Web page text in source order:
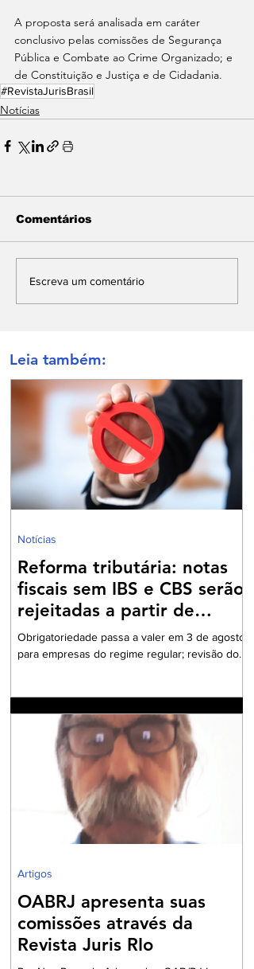
A proposta será analisada em caráter
conclusivo pelas comissões de Segurança
Pública e Combate ao Crime Organizado; e
de Constituição e Justiça e de Cidadania.
#RevistaJurisBrasil
Notícias
Comentários
Escreva um comentário
Leia também:
Reforma tributária: notas
fiscais sem IBS e CBS serão
rejeitadas a partir de
agosto
Obrigatoriedade passa a valer em 3 de agosto
para empresas do regime regular; revisão dos
Fazenda passará a rejeitar a emissão de NF-e
e NFC-e que não contenham o preenchimento
dos campos relativos ao Imposto sobre Bens e
Serviços (IBS) e à Contribuição sobre Bens e
Serviços (CBS). A mudança marca uma das
primeiras etapas de validação obrigatória
Notícias
OABRJ apresenta suas
comissões através da
Revista Juris RIo
Artigos